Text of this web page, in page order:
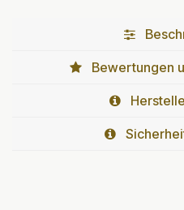
Bewertungen